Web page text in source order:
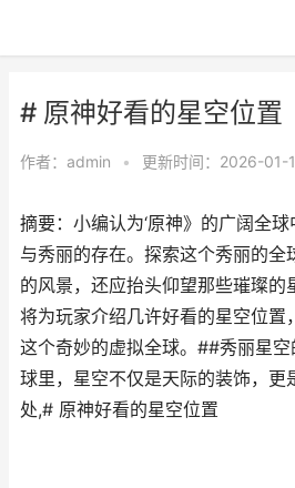
# 原神好看的星空位置
作者： admin • 更新时间：2026-01-
摘要：小编认为‘原神》的广阔全
与秀丽的存在。探索这个秀丽的全
的风景，还应抬头仰望那些璀璨的
将为玩家介绍几许好看的星空位置
这个奇妙的虚拟全球。##秀丽星
球里，星空不仅是天际的装饰，更
处,# 原神好看的星空位置